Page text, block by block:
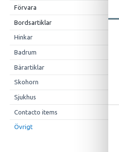
Förvara
Bordsartiklar
Hinkar
Badrum
Bärartiklar
Skohorn
Sjukhus
Contacto items
Övrigt